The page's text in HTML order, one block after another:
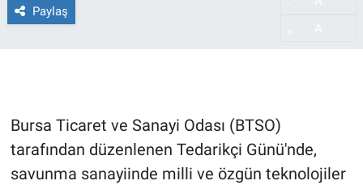
Paylaş
Bursa Ticaret ve Sanayi Odası (BTSO)
tarafından düzenlenen Tedarikçi Günü'nde,
savunma sanayiinde milli ve özgün teknolojiler